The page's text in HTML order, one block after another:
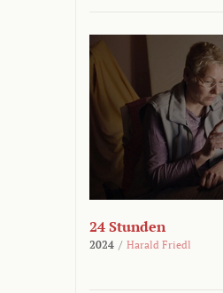
24 Stunden
2024 / Harald Friedl